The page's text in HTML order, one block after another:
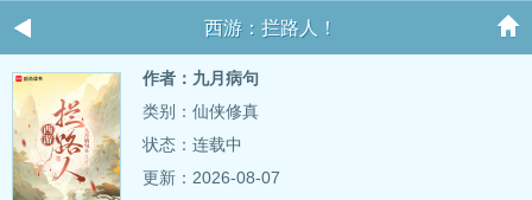
西游：拦路人！
作者：九月病句
类别：仙侠修真
状态：连载中
更新：2026-08-07